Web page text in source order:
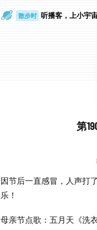
散步时
通勤路上
听播客，上小宇
第
因节后一直感冒，人声打
乐！
母亲节点歌：五月天《洗